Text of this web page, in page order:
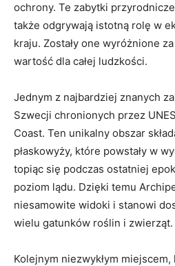
ochrony. Te⁤ zabytki
także odgrywają istotną ‌rolę w
kraju.⁣ Zostały one wyróżnione
wartość dla całej⁤ ludzkości.
Jednym z najbardziej znanych
Szwecji chronionych ‍przez
Coast.‌ Ten ​unikalny obszar
płaskowyży, które powstały w
topiąc się podczas ⁣ostatniej
poziom lądu.⁤ Dzięki temu⁤
niesamowite​ widoki i ‍stanowi
wielu gatunków roślin i zwierząt.
Kolejnym niezwykłym⁤